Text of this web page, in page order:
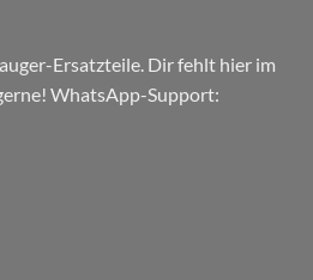
Ersatzteile. Dir fehlt hier im
WhatsApp-Support: